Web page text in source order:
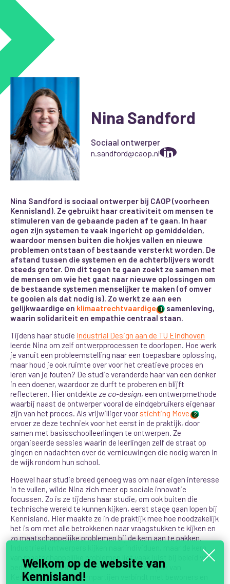
Nina Sandford
Sociaal ontwerper
n.sandford@caop.nl
Nina Sandford is sociaal ontwerper bij CAOP (voorheen
Kennisland). Ze gebruikt haar creativiteit om mensen te
stimuleren van de gebaande paden af te gaan. In haar
ogen zijn systemen te vaak ingericht op gemiddelden,
waardoor mensen buiten die hokjes vallen en nieuwe
problemen ontstaan of bestaande versterkt worden. De
afstand tussen die systemen en de achterblijvers wordt
steeds groter. Om dit tegen te gaan zoekt ze samen met
de mensen om wie het gaat naar nieuwe oplossingen om
de bestaande systemen menselijker te maken (of omver
te gooien als dat nodig is). Zo werkt ze aan een
gelijkwaardige en klimaatrechtvaardige 1 samenleving,
waarin solidariteit en empathie centraal staan.
Tijdens haar studie Industrial Design aan de TU Eindhoven
leerde Nina om zelf ontwerpprocessen te doorlopen. Hoe werk
je vanuit een probleemstelling naar een toepasbare oplossing,
maar houd je ook ruimte over voor het creatieve proces en
leren van je fouten? De studie veranderde haar van een denker
in een doener, waardoor ze durft te proberen en blijft
reflecteren. Hier ontdekte ze co-design, een ontwerpmethode
waarbij naast de ontwerper vooral de eindgebruikers eigenaar
zijn van het proces. Als vrijwilliger voor stichting Move 2
ervoer ze deze techniek voor het eerst in de praktijk, door
samen met basisschoolleerlingen te ontwerpen. Ze
organiseerde sessies waarin de leerlingen zelf de straat op
gingen en nadachten over de vernieuwingen die nodig waren in
de wijk rondom hun school.
Hoewel haar studie breed genoeg was om naar eigen interesse
in te vullen, wilde Nina zich meer op sociale innovatie
focussen. Zo is ze tijdens haar studie, om ook buiten die
technische wereld te kunnen kijken, eerst stage gaan lopen bij
Kennisland. Hier maakte ze in de praktijk mee hoe noodzakelijk
het is om met alle betrokkenen naar vraagstukken te kijken en
zo maatschappelijke problemen bij de kern aan te pakken.
Industrieel ontwerpers kijken naar individuen, maar de kern
van maatschappelijke problemen ligt vaak juist bij beleid van
bedrijven, instanties en de overheid. De aanpak van
Kennisland, die systeempartijen verbindt met bewoners en
Welkom op de website van
Kennisland!